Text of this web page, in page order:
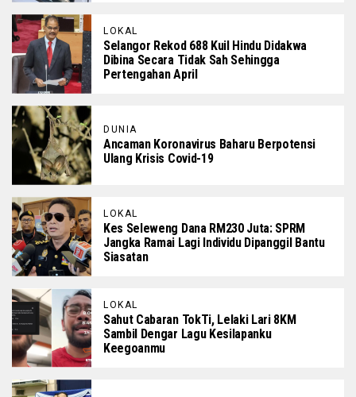
LOKAL
Selangor Rekod 688 Kuil Hindu Didakwa
Dibina Secara Tidak Sah Sehingga
Pertengahan April
DUNIA
Ancaman Koronavirus Baharu Berpotensi
Ulang Krisis Covid-19
LOKAL
Kes Seleweng Dana RM230 Juta: SPRM
Jangka Ramai Lagi Individu Dipanggil Bantu
Siasatan
LOKAL
Sahut Cabaran TokTi, Lelaki Lari 8KM
Sambil Dengar Lagu Kesilapanku
Keegoanmu